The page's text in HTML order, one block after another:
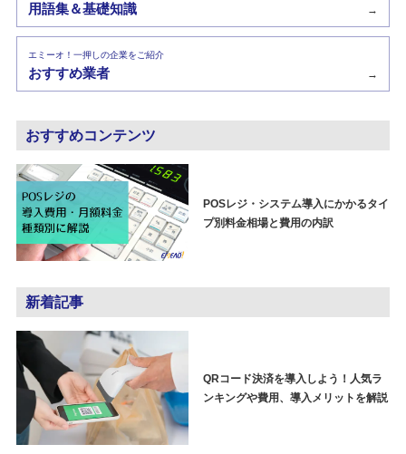
用語集＆基礎知識 →
エミーオ！一押しの企業をご紹介
おすすめ業者 →
おすすめコンテンツ
POSレジ・システム導入にかかるタイ
プ別料金相場と費用の内訳
新着記事
QRコード決済を導入しよう！人気ラ
ンキングや費用、導入メリットを解説